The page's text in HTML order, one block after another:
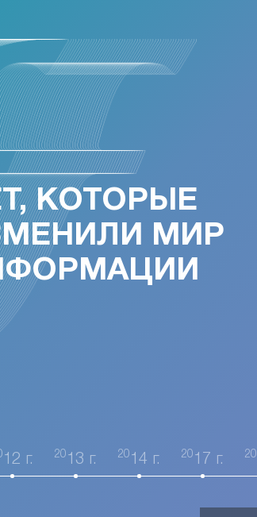
КОТОРЫЕ
МИР
12 г. 20 13 г. 20 14 г. 20 17 г. 20